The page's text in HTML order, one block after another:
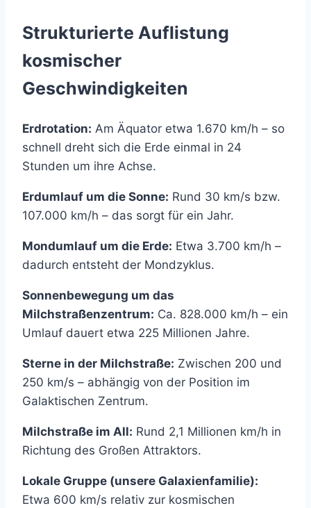
Strukturierte Auflistung
kosmischer
Geschwindigkeiten
Erdrotation: Am Äquator etwa 1.670 km/h – so
schnell dreht sich die Erde einmal in 24
Stunden um ihre Achse.
Erdumlauf um die Sonne: Rund 30 km/s bzw.
107.000 km/h – das sorgt für ein Jahr.
Mondumlauf um die Erde: Etwa 3.700 km/h –
dadurch entsteht der Mondzyklus.
Sonnenbewegung um das
Milchstraßenzentrum: Ca. 828.000 km/h – ein
Umlauf dauert etwa 225 Millionen Jahre.
Sterne in der Milchstraße: Zwischen 200 und
250 km/s – abhängig von der Position im
Galaktischen Zentrum.
Milchstraße im All: Rund 2,1 Millionen km/h in
Richtung des Großen Attraktors.
Lokale Gruppe (unsere Galaxienfamilie):
Etwa 600 km/s relativ zur kosmischen